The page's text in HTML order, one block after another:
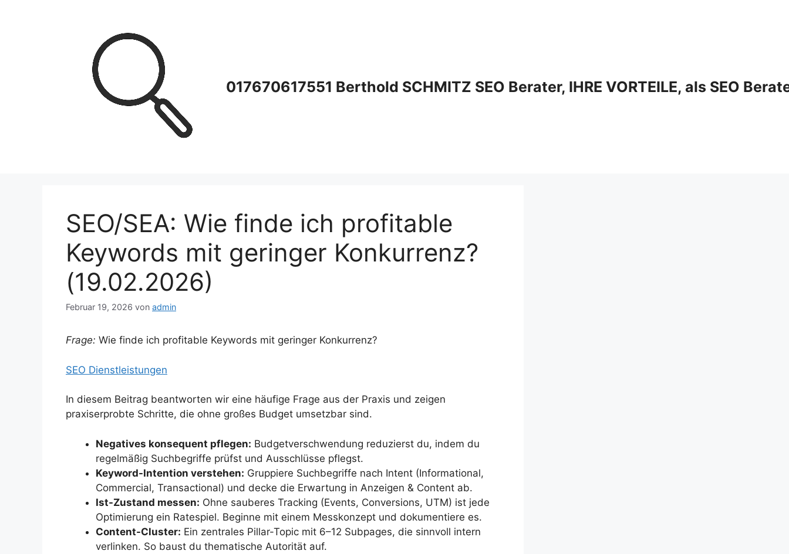
017670617551 Berthold SCHMITZ SEO Berater, IHRE VORTEILE, als SEO
SEO/SEA: Wie finde ich profitable
Keywords mit geringer Konkurrenz?
(19.02.2026)
Februar 19, 2026 von admin
Frage: Wie finde ich profitable Keywords mit geringer Konkurrenz?
SEO Dienstleistungen
In diesem Beitrag beantworten wir eine häufige Frage aus der Praxis und zeigen
praxiserprobte Schritte, die ohne großes Budget umsetzbar sind.
Negatives konsequent pflegen: Budgetverschwendung reduzierst du, indem du
regelmäßig Suchbegriffe prüfst und Ausschlüsse pflegst.
Keyword-Intention verstehen: Gruppiere Suchbegriffe nach Intent (Informational,
Commercial, Transactional) und decke die Erwartung in Anzeigen & Content ab.
Ist-Zustand messen: Ohne sauberes Tracking (Events, Conversions, UTM) ist jede
Optimierung ein Ratespiel. Beginne mit einem Messkonzept und dokumentiere es.
Content-Cluster: Ein zentrales Pillar-Topic mit 6–12 Subpages, die sinnvoll intern
verlinken. So baust du thematische Autorität auf.